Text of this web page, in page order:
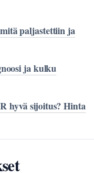
paljastettiin ja
ja kulku
hyvä sijoitus? Hinta